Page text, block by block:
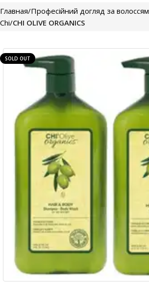
Главная Професійний догляд за волоссям
Chi CHI OLIVE ORGANICS
SOLD OUT